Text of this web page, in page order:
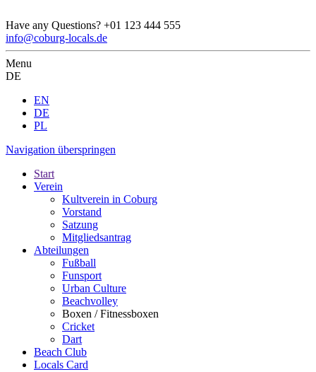
Have any Questions? +01 123 444 555
info@coburg-locals.de
Menu
DE
EN
DE
PL
Navigation überspringen
Start
Verein
Kultverein in Coburg
Vorstand
Satzung
Mitgliedsantrag
Abteilungen
Fußball
Funsport
Urban Culture
Beachvolley
Boxen / Fitnessboxen
Cricket
Dart
Beach Club
Locals Card